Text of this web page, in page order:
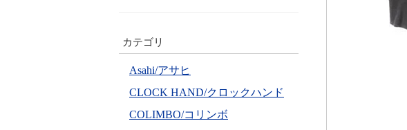
カテゴリ
Asahi/アサヒ
CLOCK HAND/クロックハンド
COLIMBO/コリンボ